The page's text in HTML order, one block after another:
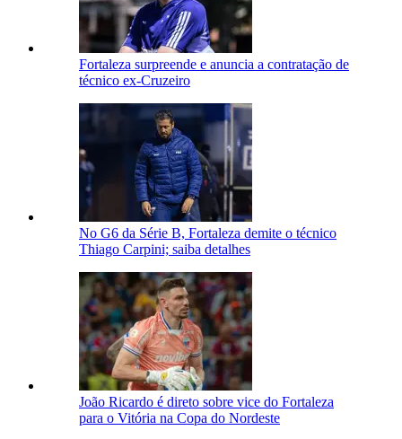
Fortaleza surpreende e anuncia a contratação de
técnico ex-Cruzeiro
No G6 da Série B, Fortaleza demite o técnico
Thiago Carpini; saiba detalhes
João Ricardo é direto sobre vice do Fortaleza
para o Vitória na Copa do Nordeste